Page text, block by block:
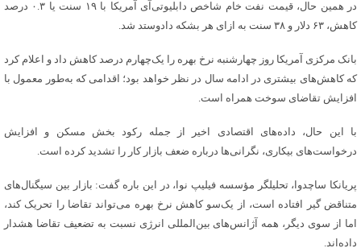
در همین حال، قیمت نفت خام شاخص دابلیوتی‌آی آمریکا با ۱۹ سنت یا ۰.۳ درصد
کاهش، ۶۳ دلار و ۳۸ سنت به ازای هر بشکه دادوستد شد.
بانک مرکزی آمریکا روز چهارشنبه نرخ بهره را یک‌چهارم درصد کاهش داد و اعلام کرد
که کاهش‌های بیشتری در ادامه سال در نظر خواهد بود؛ اقدامی که به‌طور معمول با
افزایش تقاضای سوخت همراه است.
با این حال، داده‌های اقتصادی اخیر از جمله رکود بخش مسکن و افزایش
درخواست‌های بیکاری، نگرانی‌ها درباره ضعف بازار کار را تشدید کرده است.
پریانکا ساچدوا، تحلیلگر مؤسسه فیلیپ نوا، در این باره گفت: بازار بین سیگنال‌های
متناقض گیر افتاده است، از یک‌سو کاهش نرخ بهره می‌تواند تقاضا را تحریک کند،
اما از سوی دیگر، همه آژانس‌های بین‌المللی انرژی نسبت به تضعیف تقاضا هشدار
داده‌اند.